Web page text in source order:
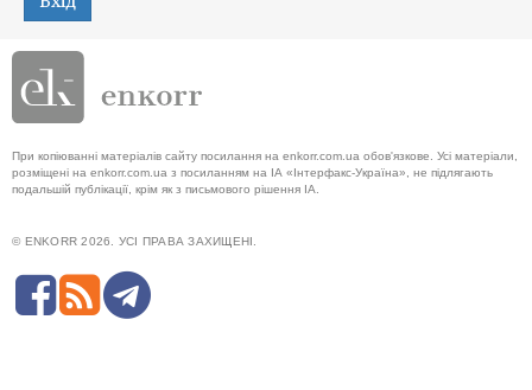
При копіюванні матеріалів сайту посилання на enkorr.com.ua обов'язкове. Усі матеріали,
розміщені на enkorr.com.ua з посиланням на ІА «Інтерфакс-Україна», не підлягають
подальшій публікації, крім як з письмового рішення ІА.
© ENKORR 2026. УСІ ПРАВА ЗАХИЩЕНІ.